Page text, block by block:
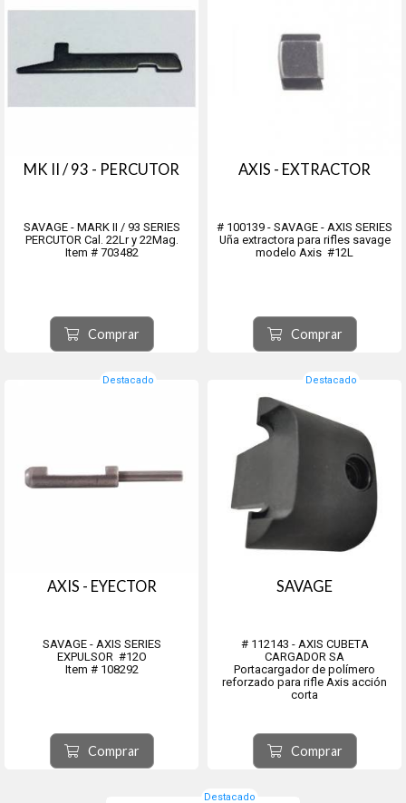
MK II / 93 - PERCUTOR
SAVAGE - MARK II / 93 SERIES
PERCUTOR Cal. 22Lr y 22Mag.
Item # 703482
Comprar
AXIS - EXTRACTOR
# 100139 - SAVAGE - AXIS SERIES
Uña extractora para rifles savage
modelo Axis #12L
Comprar
Destacado
AXIS - EYECTOR
SAVAGE - AXIS SERIES
EXPULSOR #12O
Item # 108292
Comprar
Destacado
SAVAGE
# 112143 - AXIS CUBETA
CARGADOR SA
Portacargador de polímero
reforzado para rifle Axis acción
corta
Comprar
Destacado